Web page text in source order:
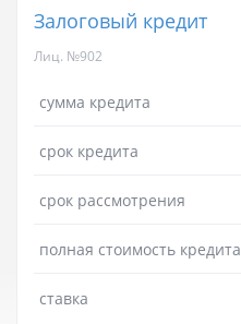
Залоговый кредит
Лиц. №902
сумма кредита
срок кредита
срок рассмотрения
полная стоимость кредита
ставка